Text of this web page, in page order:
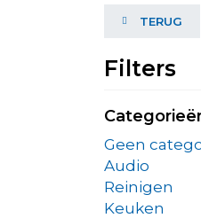
TERUG
Filters
Geen
Audio
Reinigen
Keuken